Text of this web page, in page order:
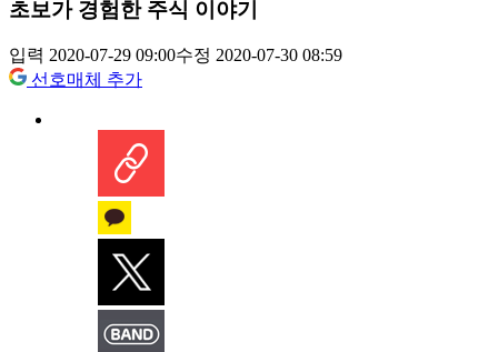
초보가 경험한 주식 이야기
입력 2020-07-29 09:00수정 2020-07-30 08:59
선호매체 추가